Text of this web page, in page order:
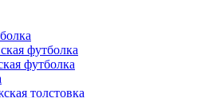
футболка
футболка
толстовка